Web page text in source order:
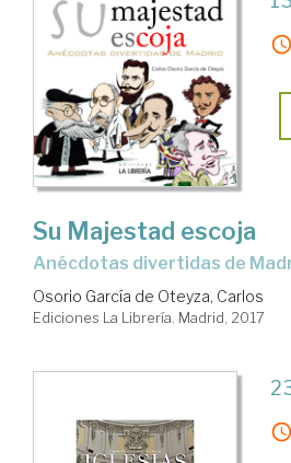
Su Majestad escoja
anécdotas divertidas de
Osorio García de Oteyza, Carlos
Ediciones La Librería. Madrid, 2017